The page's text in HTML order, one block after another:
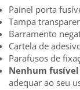
Painel porta
Tampa
Barramento
Cartela de
Parafusos de
Nenhum
adequar ao seu